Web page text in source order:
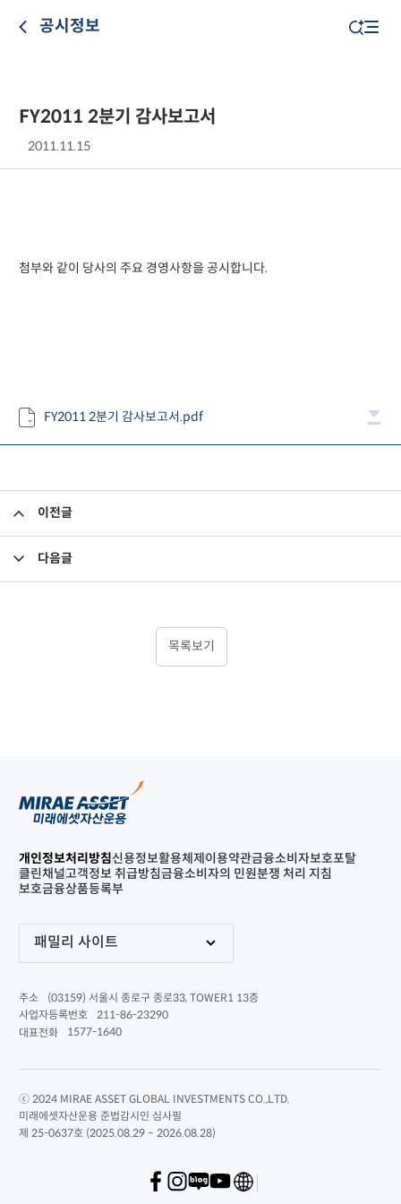
공시정보
FY2011 2분기 감사보고서
2011.11.15
첨부와 같이 당사의 주요 경영사항을 공시합니다.
FY2011 2분기 감사보고서.pdf
이전글
다음글
목록보기
개인정보처리방침신용정보활용체제 이용약관금융소비자보호포탈
클린채널고객정보 취급방침금융소비자의 민원분쟁 처리 지침
보호금융상품등록부
패밀리 사이트
주소
(03159) 서울시 종로구 종로33, TOWER1 13층
사업자등록번호
211-86-23290
대표전화
1577-1640
ⓒ 2024 MIRAE ASSET GLOBAL INVESTMENTS CO.,LTD.
미래에셋자산운용 준법감시인 심사필
제 25-0637호 (2025.08.29 ~ 2026.08.28)